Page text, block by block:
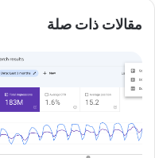
مقالات ذات صلة